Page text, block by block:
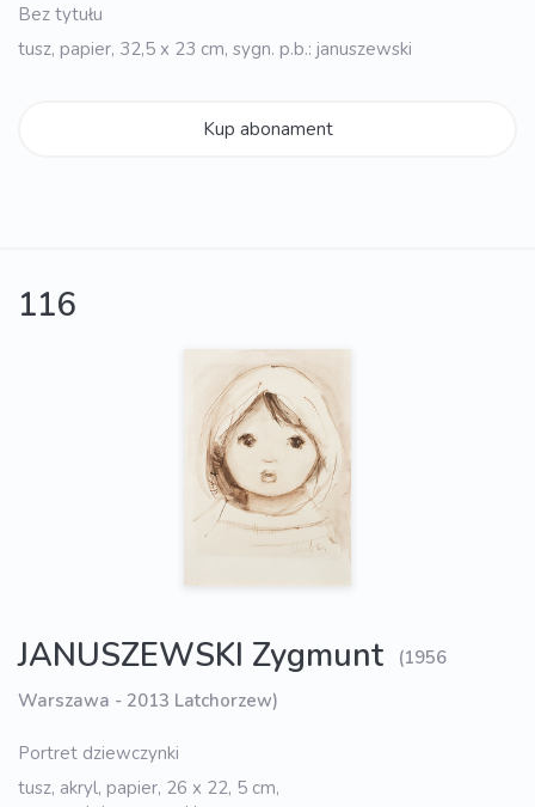
Bez tytułu
tusz, papier, 32,5 x 23 cm, sygn. p.b.: januszewski
Kup abonament
116
JANUSZEWSKI Zygmunt
(1956
Warszawa - 2013 Latchorzew)
Portret dziewczynki
tusz, akryl, papier, 26 x 22, 5 cm,